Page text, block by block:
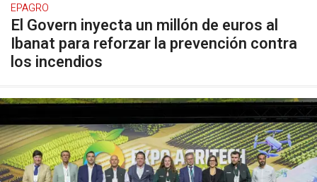
EPAGRO
El Govern inyecta un millón de euros al
Ibanat para reforzar la prevención contra
los incendios